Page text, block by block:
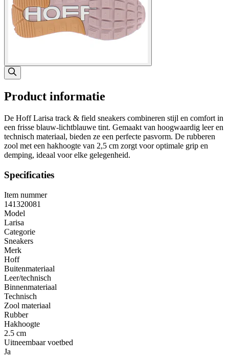
Product informatie
De Hoff Larisa track & field sneakers combineren stijl en comfort in
een frisse blauw-lichtblauwe tint. Gemaakt van hoogwaardig leer en
technisch materiaal, bieden ze een perfecte pasvorm. De rubberen
zool met een hakhoogte van 2,5 cm zorgt voor optimale grip en
demping, ideaal voor elke gelegenheid.
Specificaties
Item nummer
141320081
Model
Larisa
Categorie
Sneakers
Merk
Hoff
Buitenmateriaal
Leer/technisch
Binnenmateriaal
Technisch
Zool materiaal
Rubber
Hakhoogte
2.5 cm
Uitneembaar voetbed
Ja